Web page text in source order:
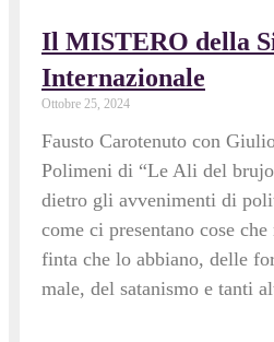
Il MISTERO della
Internazionale
Ottobre 25, 2024
Fausto Carotenuto con
Polimeni di “Le Ali del
dietro gli avvenimenti di
come ci presentano cose che
finta che lo abbiano, delle
male, del satanismo e tanti